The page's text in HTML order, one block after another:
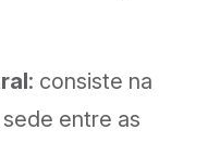
: consiste na
entre as